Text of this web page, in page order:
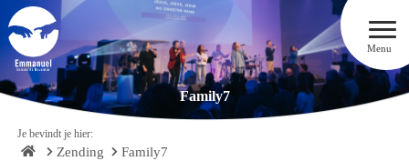
Menu
Family7
Je bevindt je hier:
Zending Family7